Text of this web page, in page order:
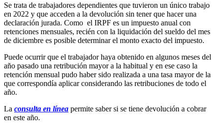
Se trata de trabajadores dependientes que tuvieron un único trabajo
en 2022 y que acceden a la devolución sin tener que hacer una
declaración jurada. Como el IRPF es un impuesto anual con
retenciones mensuales, recién con la liquidación del sueldo del mes
de diciembre es posible determinar el monto exacto del impuesto.
Puede ocurrir que el trabajador haya obtenido en algunos meses del
año pasado una retribución mayor a la habitual y en ese caso la
retención mensual pudo haber sido realizada a una tasa mayor de la
que correspondía aplicar considerando las retribuciones de todo el
año.
La consulta en línea permite saber si se tiene devolución a cobrar
en este año.